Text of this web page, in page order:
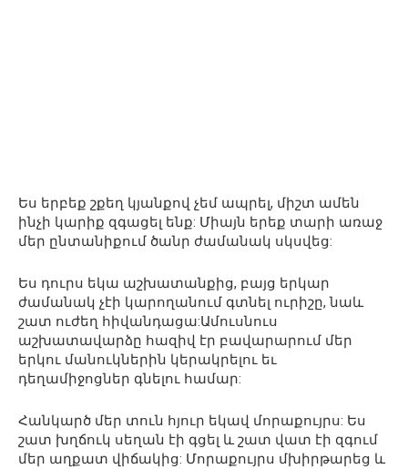
Ես երբեք շքեղ կյանքով չեմ ապրել, միշտ ամեն
ինչի կարիք զգացել ենք: Միայն երեք տարի առաջ
մեր ընտանիքում ծանր ժամանակ սկսվեց:
Ես դուրս եկա աշխատանքից, բայց երկար
ժամանակ չէի կարողանում գտնել ուրիշը, նաև
շատ ուժեղ հիվանդացա:Ամուսնուս
աշխատավարձը հազիվ էր բավարարում մեր
երկու մանուկներին կերակրելու եւ
դեղամիջոցներ գնելու համար:
Հանկարծ մեր տուն հյուր եկավ մորաքույրս: Ես
շատ խղճուկ սեղան էի գցել և շատ վատ էի զգում
մեր աղքատ վիճակից: Մորաքույրս մխիրթարեց և